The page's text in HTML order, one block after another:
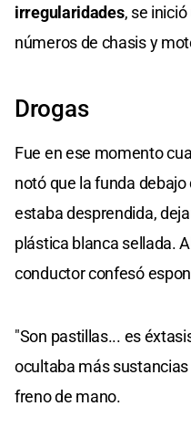
irregularidades, se
números de chasis y
Drogas
Fue en ese momento
notó que la funda
estaba desprendida,
plástica blanca sellada.
conductor confesó
"Son pastillas... es
ocultaba más
freno de mano.